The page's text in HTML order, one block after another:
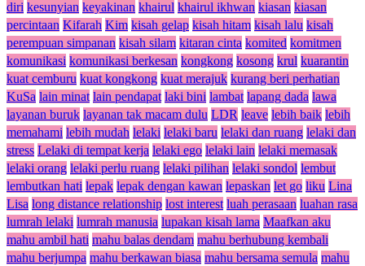
diri kesunyian keyakinan khairul khairul ikhwan kiasan kiasan
percintaan Kifarah Kim kisah gelap kisah hitam kisah lalu kisah
perempuan simpanan kisah silam kitaran cinta komited komitmen
komunikasi komunikasi berkesan kongkong kosong krul kuarantin
kuat cemburu kuat kongkong kuat merajuk kurang beri perhatian
KuSa lain minat lain pendapat laki bini lambat lapang dada lawa
layanan buruk layanan tak macam dulu LDR leave lebih baik lebih
memahami lebih mudah lelaki lelaki baru lelaki dan ruang lelaki dan
stress Lelaki di tempat kerja lelaki ego lelaki lain lelaki memasak
lelaki orang lelaki perlu ruang lelaki pilihan lelaki sondol lembut
lembutkan hati lepak lepak dengan kawan lepaskan let go liku Lina
Lisa long distance relationship lost interest luah perasaan luahan rasa
lumrah lelaki lumrah manusia lupakan kisah lama Maafkan aku
mahu ambil hati mahu balas dendam mahu berhubung kembali
mahu berjumpa mahu berkawan biasa mahu bersama semula mahu